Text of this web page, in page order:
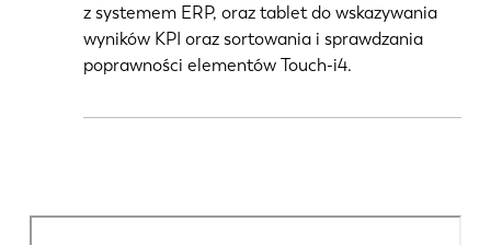
z systemem ERP, oraz tablet do wskazywania
wyników KPI oraz sortowania i sprawdzania
poprawności elementów Touch-i4.